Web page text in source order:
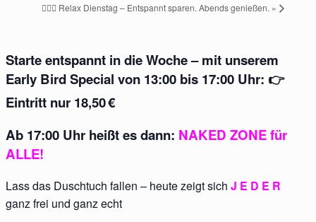
🧖‍♂️✨ Relax Dienstag – Entspannt sparen. Abends genießen. »
Starte entspannt in die Woche – mit unserem
Early Bird Special von 13:00 bis 17:00 Uhr: 👉
Eintritt nur 18,50 €
Ab 17:00 Uhr heißt es dann: NAKED ZONE für
ALLE!
Lass das Duschtuch fallen – heute zeigt sich J E D E R
ganz frei und ganz echt